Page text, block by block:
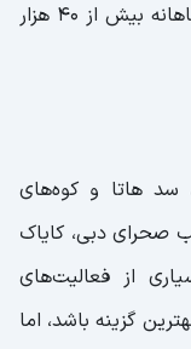
بین برترین جاذبه‌های دبی می‌درخشد و ماهانه بیش از ۴۰ هزار
سد هاتا و کوه‌های
صحرای دبی، کایاک
از فعالیت‌های
گزینه باشد، اما